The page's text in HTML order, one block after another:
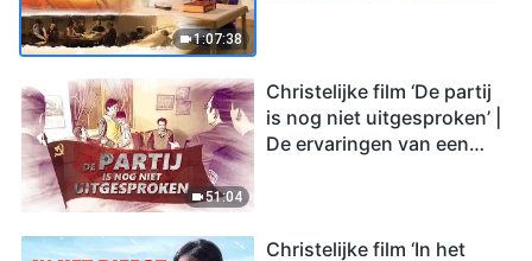
1:07:38
51:04
Christelijke film ‘De partij
is nog niet uitgesproken’ |
De ervaringen van een
Christelijke film ‘In het